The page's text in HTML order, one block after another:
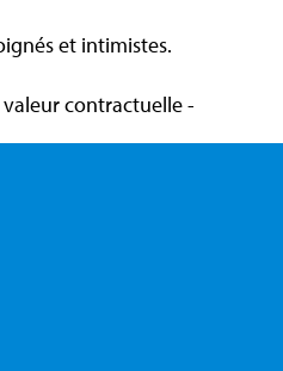
et intimistes.
valeur contractuelle -